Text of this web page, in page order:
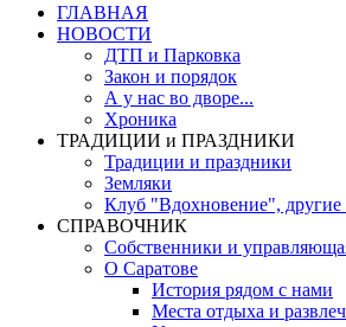
ГЛАВНАЯ
НОВОСТИ
ДТП и Парковка
Закон и порядок
А у нас во дворе...
Хроника
ТРАДИЦИИ и ПРАЗДНИКИ
Традиции и праздники
Земляки
Клуб "Вдохновение",
СПРАВОЧНИК
Собственники и
О Саратове
История рядом с нами
Места отдыха и